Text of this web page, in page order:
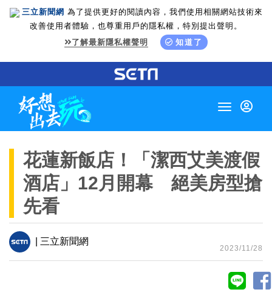
三立新聞網 為了提供更好的閱讀內容，我們使用相關網站技術來
改善使用者體驗，也尊重用戶的隱私權，特別提出聲明。
了解最新隱私權聲明
知道了
Toggle
花蓮新飯店！「潔西艾美渡假
酒店」12月開幕 絕美房型搶
先看
| 三立新聞網
2023/11/28